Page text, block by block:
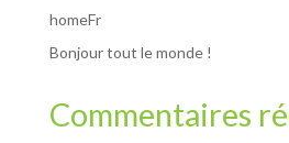
homeFr
Bonjour tout le monde !
Commentaires